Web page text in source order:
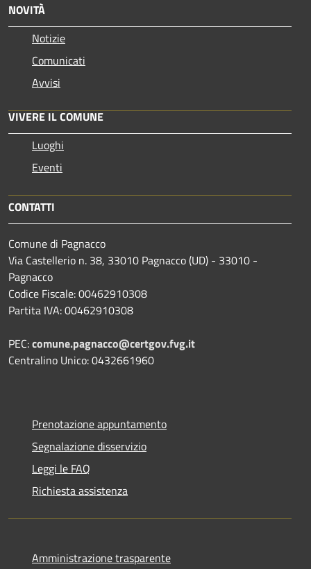
NOVITÀ
Notizie
Comunicati
Avvisi
VIVERE IL COMUNE
Luoghi
Eventi
CONTATTI
Comune di Pagnacco
Via Castellerio n. 38, 33010 Pagnacco (UD) - 33010 -
Pagnacco
Codice Fiscale: 00462910308
Partita IVA: 00462910308
PEC:comune.pagnacco@certgov.fvg.it
Centralino Unico: 0432661960
Prenotazione appuntamento
Segnalazione disservizio
Leggi le FAQ
Richiesta assistenza
Amministrazione trasparente